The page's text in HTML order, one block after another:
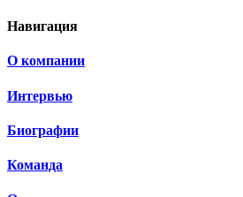
Навигация
О компании
Интервью
Биографии
Команда